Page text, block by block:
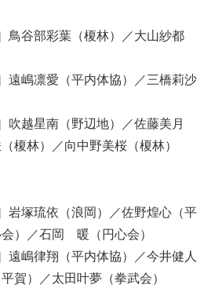
鳥谷部彩葉（榎林）／大山紗都
遠嶋凛愛（平内体協）／三橋莉沙
越星南（野辺地）／佐藤美月
榎林）／向中野美桜（榎林）
岩塚琉依（浪岡）／佐野煌心（平
）／石岡 暖（円心会）
嶋律翔（平内体協）／今井健人
賀）／太田叶夢（拳武会）